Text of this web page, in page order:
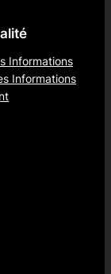
Informations
Informations